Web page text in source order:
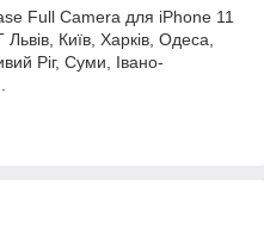
Full Camera для iPhone 11
Київ, Харків, Одеса,
Ріг, Суми, Івано-